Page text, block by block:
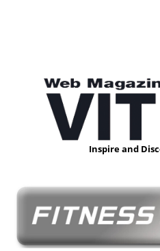
Inspire and